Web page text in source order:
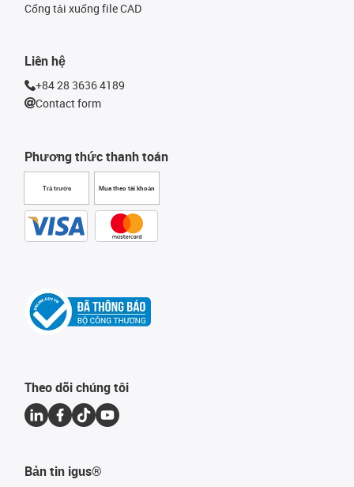
Phương thức thanh toán
Trả trước Mua theo tài khoản
Cổng tải xuống file CAD
Liên hệ
+84 28 3636 4189
Contact form
Theo dõi chúng tôi
Bản tin igus®